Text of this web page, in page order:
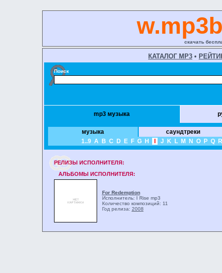
скачать
КАТАЛОГ MP3 •
Поиск
mp3 музыка
музыка
саундтреки
1..9 A B C D E F G H J K L M N O P Q R
РЕЛИЗЫ ИCПОЛНИТЕЛЯ:
АЛЬБОМЫ ИСПОЛНИТЕЛЯ:
For Redemption
Исполнитель: I Rise mp3
Количество композиций: 11
Год релиза: 2008